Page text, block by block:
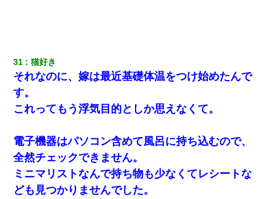
31 猫好き
それなのに、嫁は最近基礎体温をつけ始めたんで
す。
これってもう浮気目的としか思えなくて。
電子機器はパソコン含めて風呂に持ち込むので、
全然チェックできません。
ミニマリストなんで持ち物も少なくてレシートな
ども見つかりませんでした。